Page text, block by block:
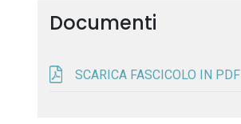
Documenti
SCARICA FASCICOLO IN PDF